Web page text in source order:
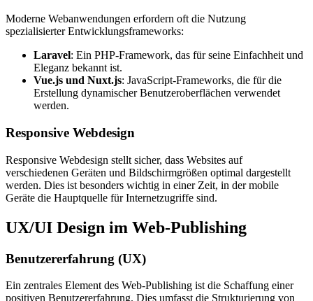
Moderne Webanwendungen erfordern oft die Nutzung
spezialisierter Entwicklungsframeworks:
Laravel: Ein PHP-Framework, das für seine Einfachheit und
Eleganz bekannt ist.
Vue.js und Nuxt.js: JavaScript-Frameworks, die für die
Erstellung dynamischer Benutzeroberflächen verwendet
werden.
Responsive Webdesign
Responsive Webdesign stellt sicher, dass Websites auf
verschiedenen Geräten und Bildschirmgrößen optimal dargestellt
werden. Dies ist besonders wichtig in einer Zeit, in der mobile
Geräte die Hauptquelle für Internetzugriffe sind.
UX/UI Design im Web-Publishing
Benutzererfahrung (UX)
Ein zentrales Element des Web-Publishing ist die Schaffung einer
positiven Benutzererfahrung. Dies umfasst die Strukturierung von